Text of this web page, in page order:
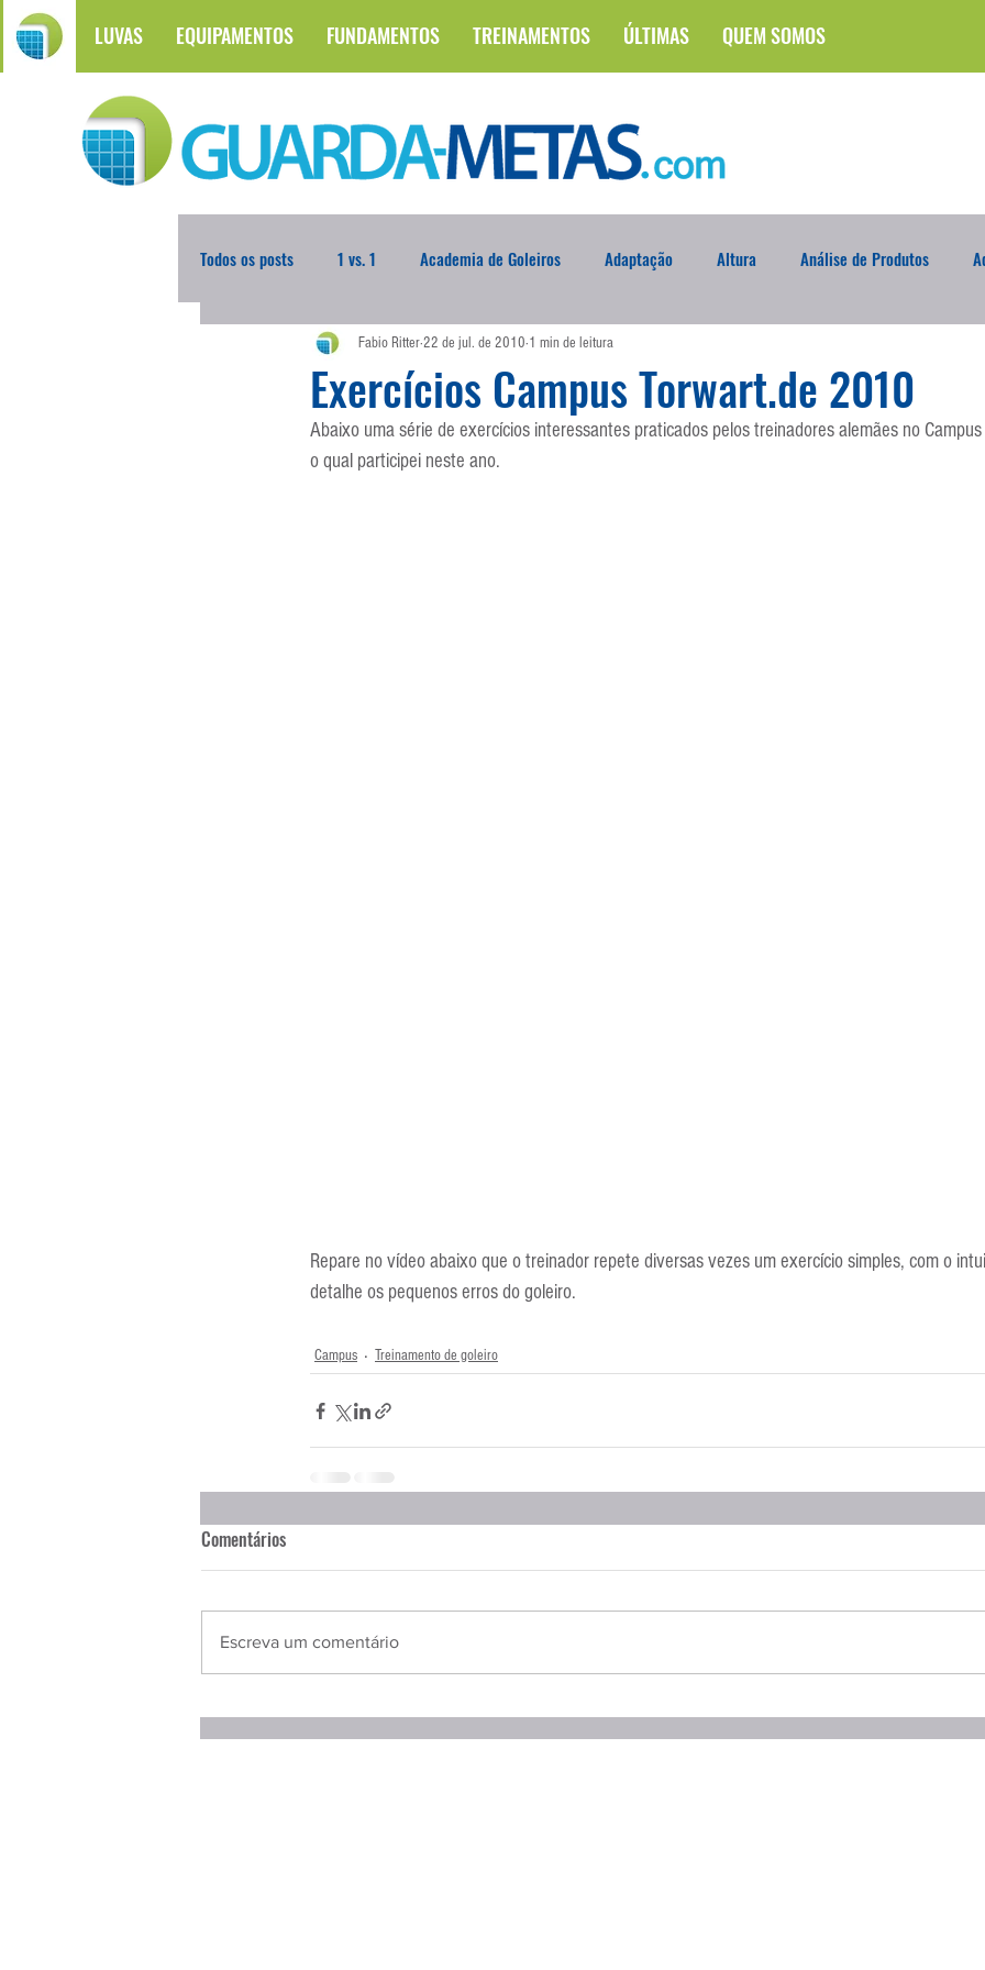
LUVAS EQUIPAMENTOS FUNDAMENTOS TREINAMENTOS ÚLTIMAS QUEM SOMOS
Todos os posts 1 vs. 1 Academia de Goleiros Adaptação Altura Análise de Produtos
Atualidades Blogoleiro da Semana Brasileirão
Comunicação Copa do Mundo Curso Defesa da Semana Deslocamento DVD
Exercícios Campus Torwart.de 2010
Fabio Ritter22 de jul. de 2010 1 min de leitura
Abaixo uma série de exercícios interessantes praticados pelos treinadores alemães no
o qual participei neste ano.
Repare no vídeo abaixo que o treinador repete diversas vezes um exercício simples, com o
detalhe os pequenos erros do goleiro.
Campus Treinamento de goleiro
Comentários
Escreva um comentário